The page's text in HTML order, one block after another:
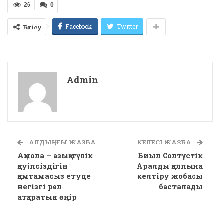
0
26
Бөлісу Facebook Twitter
Admin
АЛДЫҢҒЫ ЖАЗБА
Ақмола – азық-түлік
қауіпсіздігін
қамтамасыз етуде
негізгі рөл
атқаратын өңір
КЕЛЕСІ ЖАЗБА
Биыл Солтүстік
Аралды қалпына
келтіру жобасы
басталады